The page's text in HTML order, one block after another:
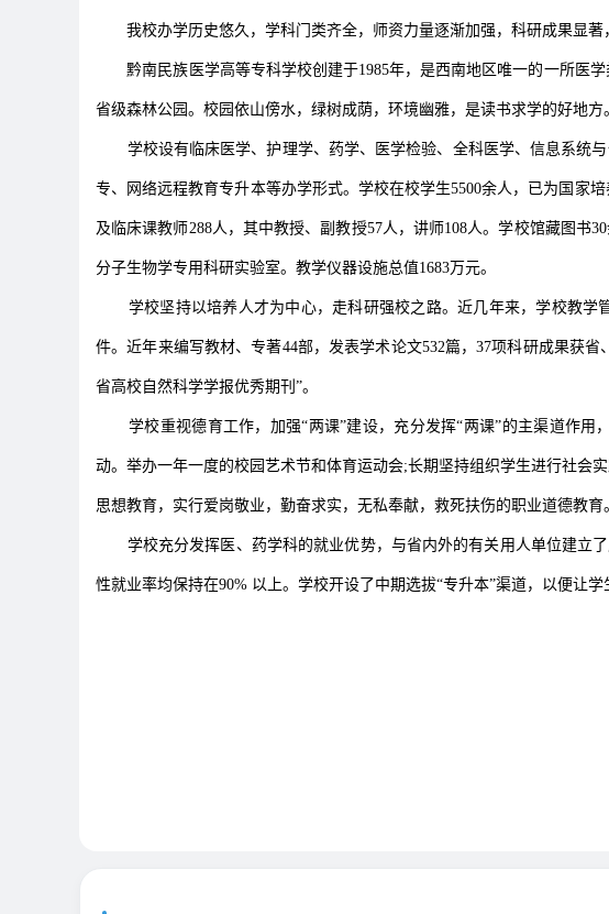
我校办学历史悠久，学科门类齐全，师资力量逐渐加强，科研成果显
黔南民族医学高等专科学校创建于1985年，是西南地区唯一的一所医
省级森林公园。校园依山傍水，绿树成荫，环境幽雅，是读书求学的好地方
学校设有临床医学、护理学、药学、医学检验、全科医学、信息系统
专、网络远程教育专升本等办学形式。学校在校学生5500余人，已为国家
及临床课教师288人，其中教授、副教授57人，讲师108人。学校馆藏图书
分子生物学专用科研实验室。教学仪器设施总值1683万元。
学校坚持以培养人才为中心，走科研强校之路。近几年来，学校教
件。近年来编写教材、专著44部，发表学术论文532篇，37项科研成果获
省高校自然科学学报优秀期刊”。
学校重视德育工作，加强“两课”建设，充分发挥“两课”的主渠道作
动。举办一年一度的校园艺术节和体育运动会;长期坚持组织学生进行社会
思想教育，实行爱岗敬业，勤奋求实，无私奉献，救死扶伤的职业道德教育
学校充分发挥医、药学科的就业优势，与省内外的有关用人单位建立
性就业率均保持在90% 以上。学校开设了中期选拔“专升本”渠道，以便让学